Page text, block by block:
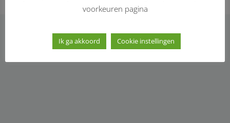
voorkeuren pagina
Ik ga akkoord Cookie instellingen